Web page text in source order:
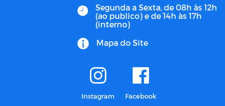
Segunda a Sexta, de 08h às 12h
(ao publico) e de 14h às 17h
(interno)
Mapa do Site
Instagram Facebook